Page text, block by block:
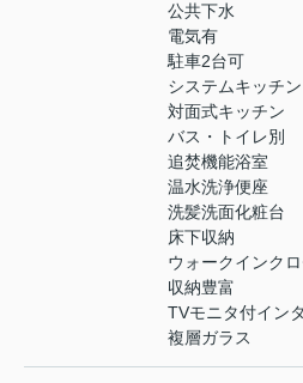
公共下水
電気有
駐車2台可
システムキッチン
対面式キッチン
バス・トイレ別
追焚機能浴室
温水洗浄便座
洗髪洗面化粧台
床下収納
ウォークインク
収納豊富
TVモニタ付イン
複層ガラス